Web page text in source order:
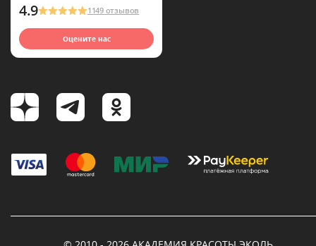
4.9 1149 отзывов
Оцените нас